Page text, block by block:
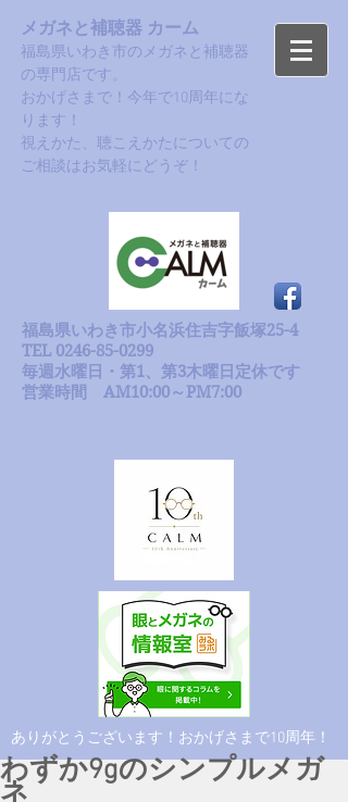
メガネと補聴器 カーム
福島県いわき市のメガネと補聴器
の専門店です。
おかげさまで！今年で10周年にな
ります！​
​視えかた、聴こえかたについての
ご相談はお気軽にどうぞ！
福島県いわき市小名浜住吉字飯塚25-4
TEL 0246-85-0299
毎週水曜日・第1、第3木曜日定休です
​営業時間 AM10:00～PM7:00
​ありがとうございます！おかげさまで10周年！
わずか9gのシンプルメガ
ネ